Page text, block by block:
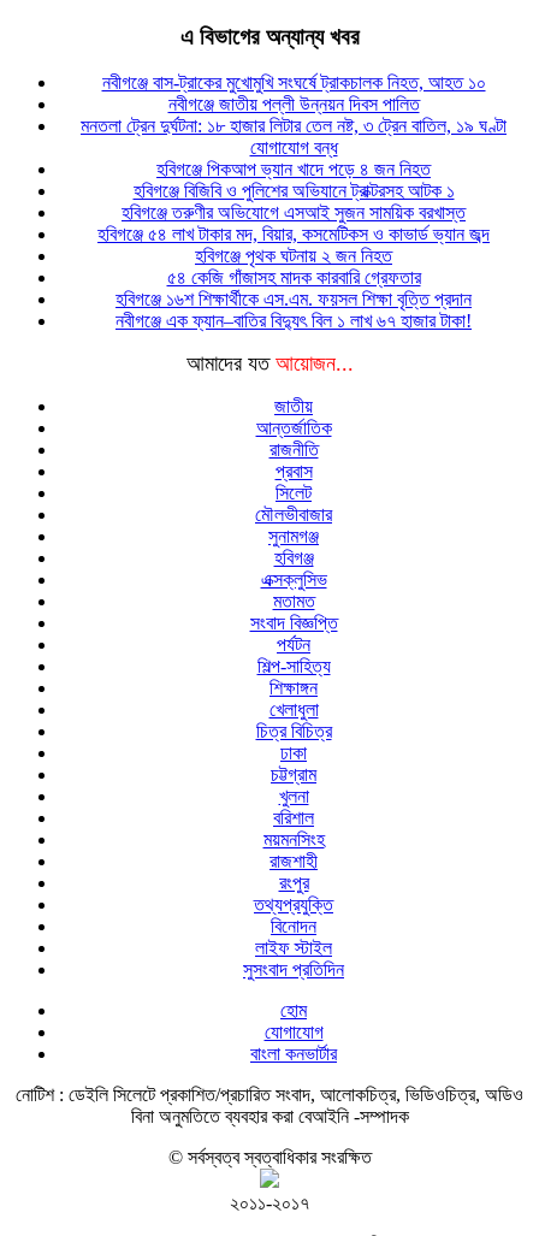
এ বিভাগের অন্যান্য খবর
নবীগঞ্জে বাস-ট্রাকের মুখোমুখি সংঘর্ষে ট্রাকচালক নিহত, আহত ১০
নবীগঞ্জে জাতীয় পল্লী উন্নয়ন দিবস পালিত
মনতলা ট্রেন দুর্ঘটনা: ১৮ হাজার লিটার তেল নষ্ট, ৩ ট্রেন বাতিল, ১৯ ঘণ্টা
যোগাযোগ বন্ধ
হবিগঞ্জে পিকআপ ভ্যান খাদে পড়ে ৪ জন নিহত
হবিগঞ্জে বিজিবি ও পুলিশের অভিযানে ট্রাক্টরসহ আটক ১
হবিগঞ্জে তরুণীর অভিযোগে এসআই সুজন সাময়িক বরখাস্ত
হবিগঞ্জে ৫৪ লাখ টাকার মদ, বিয়ার, কসমেটিকস ও কাভার্ড ভ্যান জব্দ
হবিগঞ্জে পৃথক ঘটনায় ২ জন নিহত
৫৪ কেজি গাঁজাসহ মাদক কারবারি গ্রেফতার
হবিগঞ্জে ১৬শ শিক্ষার্থীকে এস.এম. ফয়সল শিক্ষা বৃত্তি প্রদান
নবীগঞ্জে এক ফ্যান–বাতির বিদ্যুৎ বিল ১ লাখ ৬৭ হাজার টাকা!
আমাদের যত আয়োজন...
জাতীয়
আন্তর্জাতিক
রাজনীতি
প্রবাস
সিলেট
মৌলভীবাজার
সুনামগঞ্জ
হবিগঞ্জ
এক্সক্লুসিভ
মতামত
সংবাদ বিজ্ঞপ্তি
পর্যটন
শিল্প-সাহিত্য
শিক্ষাঙ্গন
খেলাধুলা
চিত্র বিচিত্র
ঢাকা
চট্টগ্রাম
খুলনা
বরিশাল
ময়মনসিংহ
রাজশাহী
রংপুর
তথ্যপ্রযুক্তি
বিনোদন
লাইফ স্টাইল
সুসংবাদ প্রতিদিন
হোম
যোগাযোগ
বাংলা কনভার্টার
নোটিশ : ডেইলি সিলেটে প্রকাশিত/প্রচারিত সংবাদ, আলোকচিত্র, ভিডিওচিত্র, অডিও
বিনা অনুমতিতে ব্যবহার করা বেআইনি -সম্পাদক
© সর্বস্বত্ব স্বত্বাধিকার সংরক্ষিত
২০১১-২০১৭